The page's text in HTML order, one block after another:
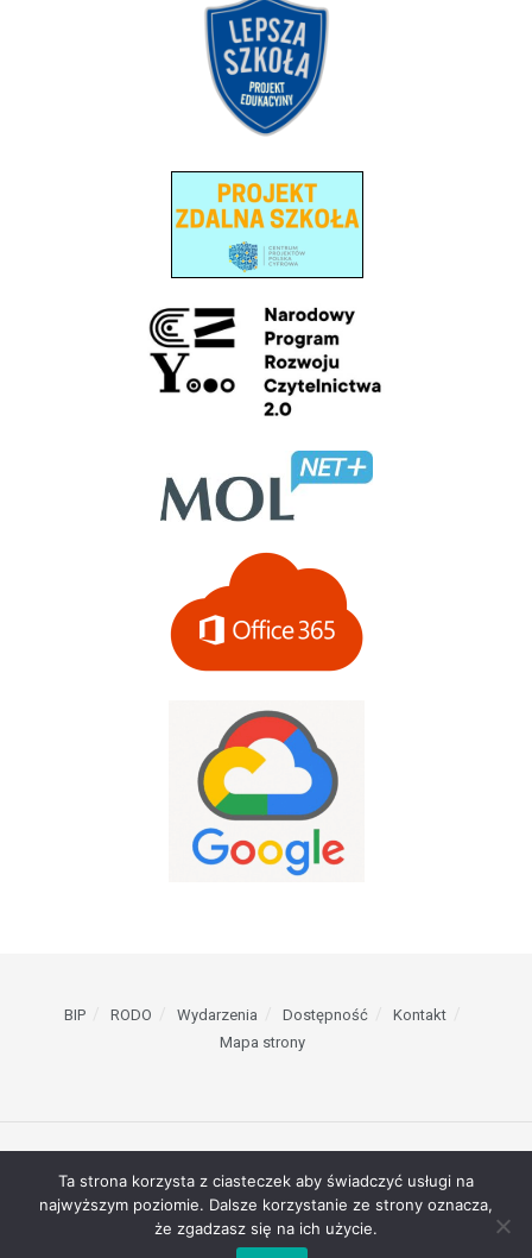
BIP RODO Wydarzenia Dostępność
Kontakt
Mapa strony
RAGACOM
Ta strona korzysta z ciasteczek aby świadczyć usługi na
najwyższym poziomie. Dalsze korzystanie ze strony oznacza,
że zgadzasz się na ich użycie.